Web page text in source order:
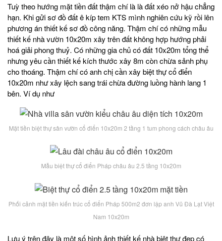
Tuỳ theo hướng mặt tiền đất thậm chí là là đất xéo nở hậu chẳng
hạn. Khi gửi sơ đồ đất ê kíp tem KTS mình nghiên cứu kỹ rồi lên
phương án thiết kế sơ đồ công năng. Thậm chí có những mẫu
thiết kế nhà vườn 10x20m xây trên đất không hợp hướng phải
hoá giải phong thuỷ. Có những gia chủ có đất 10x20m tổng thể
nhưng yêu cần thiết kế kích thước xây 8m còn chừa sảnh phụ
cho thoáng. Thậm chí có anh chị cần xây biệt thự cổ điển
10x20m như xây lệch sang trái chừa đường luồng hành lang 1
bên. Ví dụ như
Mặt tiền biệt thự sân vườn cổ điển 10x20m 2 tầng 1 tum phong cách châu âu
Mẫu biệt thự cổ điển Pháp châu âu 2.5 tầng 10x20m
Phối cảnh mặt tiền kiến trúc cổ điển Pháp 500m2 đơn lập anh Vũ Đà Lạt Việt
Nam 10x20m
Lưu ý trên đây là một số hình ảnh thiết kế nhà biệt thự đẹp có